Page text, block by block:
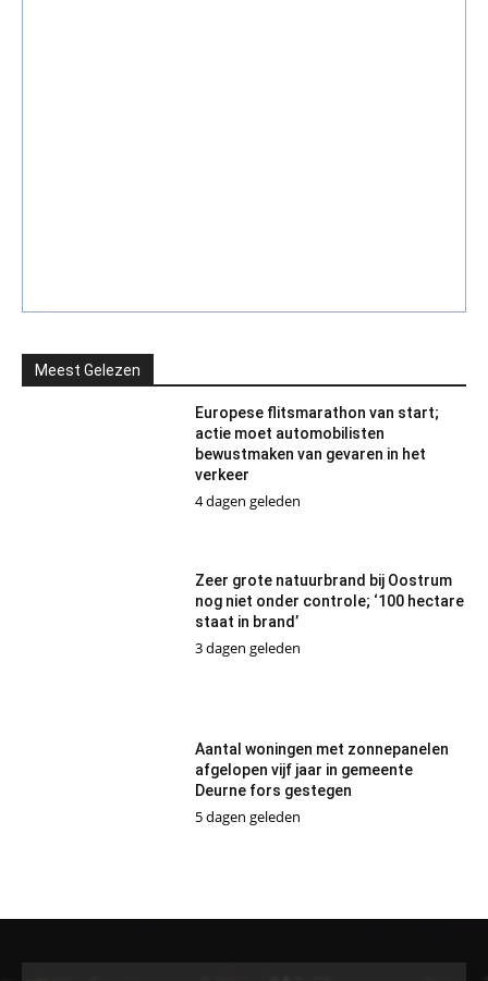
Meest Gelezen
Europese flitsmarathon van start;
actie moet automobilisten
bewustmaken van gevaren in het
verkeer
4 dagen geleden
Zeer grote natuurbrand bij Oostrum
nog niet onder controle; ‘100 hectare
staat in brand’
3 dagen geleden
Aantal woningen met zonnepanelen
afgelopen vijf jaar in gemeente
Deurne fors gestegen
5 dagen geleden